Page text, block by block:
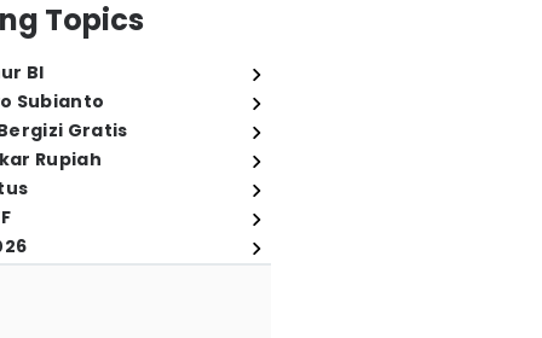
Topics
BI
Subianto
Gratis
Rupiah